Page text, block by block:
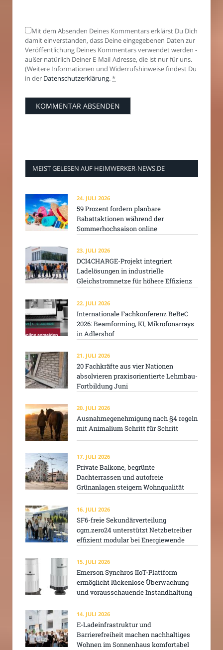
Mit dem Absenden Deines Kommentars erklärst Du Dich
damit einverstanden, dass Deine eingegebenen Daten zur
Veröffentlichung Deines Kommentars verwendet werden -
außer natürlich Deiner E-Mail-Adresse, die ist nur für uns.
(Weitere Informationen und Widerrufshinweise findest Du
in der Datenschutzerklärung.*
MEIST GELESEN AUF HEIMWERKER-NEWS.DE
24. JULI 2026
59 Prozent fordern planbare
Rabattaktionen während der
Sommerhochsaison online
23. JULI 2026
DCI4CHARGE-Projekt integriert
Ladelösungen in industrielle
Gleichstromnetze für höhere Effizienz
22. JULI 2026
Internationale Fachkonferenz BeBeC
2026: Beamforming, KI, Mikrofonarrays
in Adlershof
21. JULI 2026
20 Fachkräfte aus vier Nationen
absolvieren praxisorientierte Lehmbau-
Fortbildung Juni
20. JULI 2026
Ausnahmegenehmigung nach §4 regeln
mit Animalium Schritt für Schritt
17. JULI 2026
Private Balkone, begrünte
Dachterrassen und autofreie
Grünanlagen steigern Wohnqualität
16. JULI 2026
SF6-freie Sekundärverteilung
cgm.zero24 unterstützt Netzbetreiber
effizient modular bei Energiewende
15. JULI 2026
Emerson Synchros IIoT-Plattform
ermöglicht lückenlose Überwachung
und vorausschauende Instandhaltung
14. JULI 2026
E-Ladeinfrastruktur und
Barrierefreiheit machen nachhaltiges
Wohnen im Sonnenhaus komfortabel